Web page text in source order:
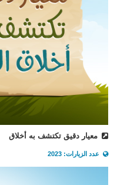
معيار دقيق تكتشف به أخلاق
عدد الزيارات: 2023